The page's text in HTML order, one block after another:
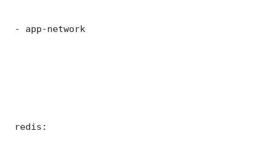
- app-network
redis: